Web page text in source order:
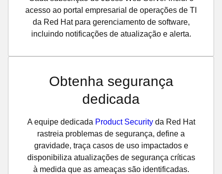
acesso ao portal empresarial de operações de TI
da Red Hat para gerenciamento de software,
incluindo notificações de atualização e alerta.
Obtenha segurança
dedicada
A equipe dedicada Product Securityda Red Hat
rastreia problemas de segurança, define a
gravidade, traça casos de uso impactados e
disponibiliza atualizações de segurança críticas
à medida que as ameaças são identificadas.